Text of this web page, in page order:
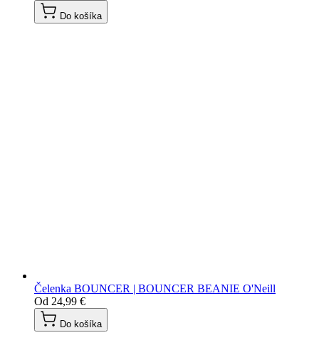
Do košíka
Čelenka BOUNCER | BOUNCER BEANIE O'Neill
Od 24,99 €
Do košíka